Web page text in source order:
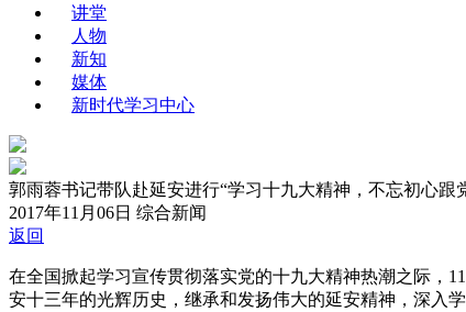
讲堂
人物
新知
媒体
新时代学习中心
郭雨蓉书记带队赴延安进行“学习十九大精神，不忘初心跟
2017年11月06日 综合新闻
返回
在全国掀起学习宣传贯彻落实党的十九大精神热潮之际，
安十三年的光辉历史，继承和发扬伟大的延安精神，深入